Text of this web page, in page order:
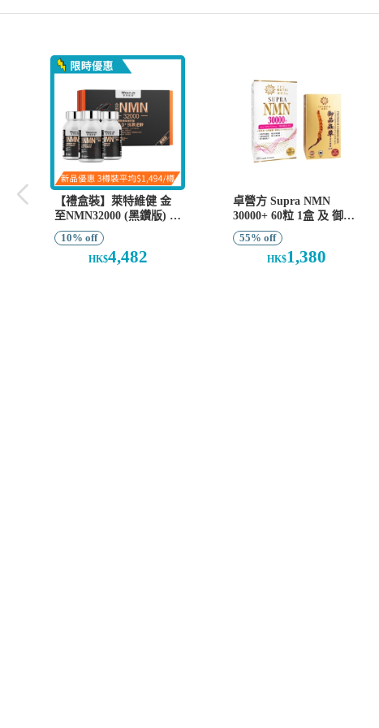
【禮盒裝】萊特維健 金
至NMN32000 (黑鑽版) 80
粒 x 3樽
10% off
HK$4,482
卓營方 Supra NMN
30000+ 60粒 1盒 及 御品
蟲草含有輔酶Q10 30粒 1
盒
55% off
HK$1,380